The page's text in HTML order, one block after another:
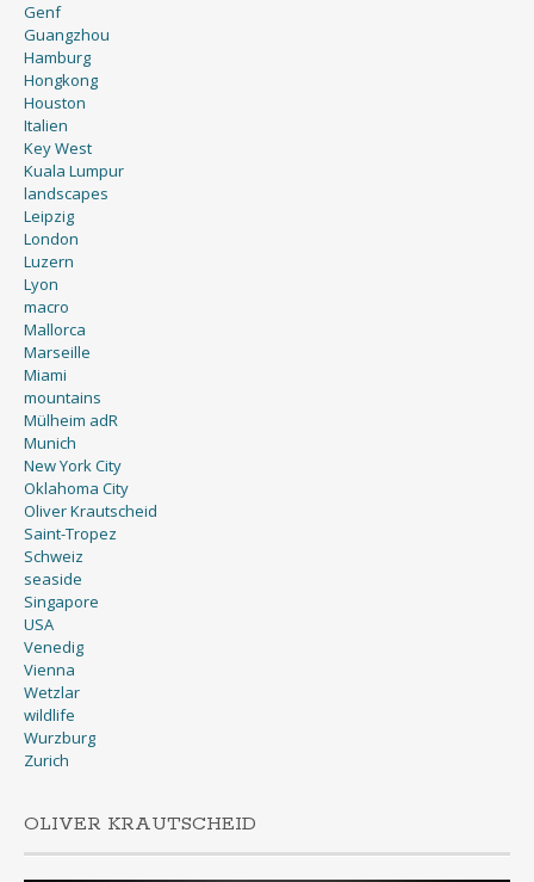
Genf
Guangzhou
Hamburg
Hongkong
Houston
Italien
Key West
Kuala Lumpur
landscapes
Leipzig
London
Luzern
Lyon
macro
Mallorca
Marseille
Miami
mountains
Mülheim adR
Munich
New York City
Oklahoma City
Oliver Krautscheid
Saint-Tropez
Schweiz
seaside
Singapore
USA
Venedig
Vienna
Wetzlar
wildlife
Wurzburg
Zurich
OLIVER KRAUTSCHEID